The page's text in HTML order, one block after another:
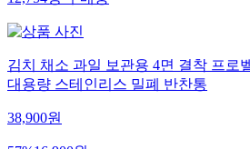
김치 채소 과일 보관용 4면 결착 프로
대용량 스테인리스 밀폐 반찬통
38,900원